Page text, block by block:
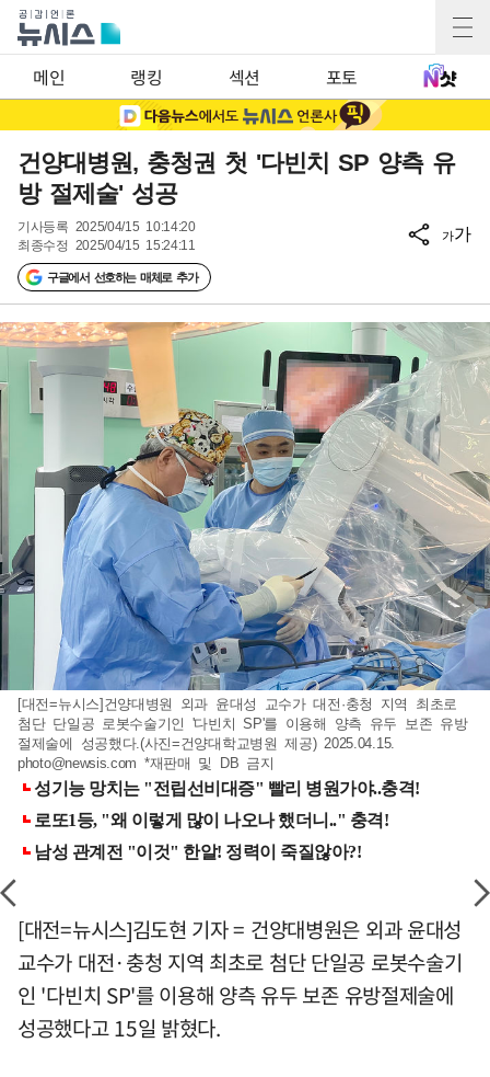
메인 랭킹 섹션 포토
건양대병원, 충청권 첫 '다빈치 SP 양측 유
방 절제술' 성공
기사등록 2025/04/15 10:14:20
최종수정 2025/04/15 15:24:11
구글에서 선호하는 매체로 추가
가가
[대전=뉴시스]건양대병원 외과 윤대성 교수가 대전·충청 지역 최초로
첨단 단일공 로봇수술기인 '다빈치 SP'를 이용해 양측 유두 보존 유방
절제술에 성공했다.(사진=건양대학교병원 제공) 2025.04.15.
photo@newsis.com *재판매 및 DB 금지
[대전=뉴시스]김도현 기자 = 건양대병원은 외과 윤대성
교수가 대전·충청 지역 최초로 첨단 단일공 로봇수술기
인 '다빈치 SP'를 이용해 양측 유두 보존 유방절제술에
성공했다고 15일 밝혔다.